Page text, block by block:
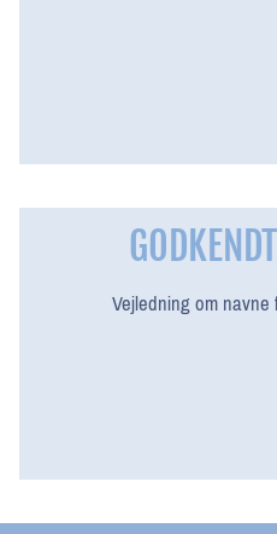
Vejledning om